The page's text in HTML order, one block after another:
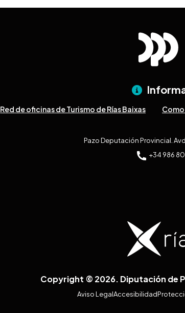
Red de oficinas de Turismo de Rías Baixas Como
Pazo Deputación Provincial.
+34 986
Copyright © 2026. Diputación de
Aviso LegalAccesibilidad